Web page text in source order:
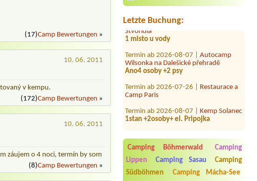
Letzte Buchung:
Stvořidla
Termin ab 2026-08-07 |
Wilsonka na Dalešické přehradě
Ano4 osoby +2 psy
Termin ab 2026-07-26 |
Camp Paris
Termin ab 2026-08-07 |
1stan +2osoby+ el. Pripojka
Termin ab 2026-08-04 |Autocamp
1 místo u vody, karavan,auto,2
osoby,el. přípojka
Termin ab 2026-08-15 |Autokemp
Jezero
Camping Böhmerwald
Camping
Lippen
Camping Sasau
Camping
Südböhmen
Camping Mácha-See
(17)Camp Bewertungen »
10. 06. 2011
v kempu.
(172)Camp Bewertungen »
10. 06. 2011
záujem o 4 noci, termín by som
(8)Camp Bewertungen »